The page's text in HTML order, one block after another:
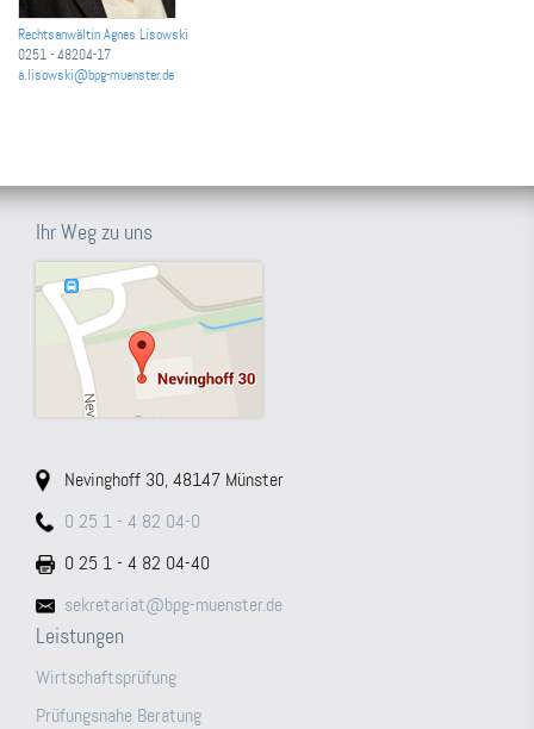
Rechtsanwältin Agnes Lisowski
0251 - 48204-17
a.lisowski@bpg-muenster.de
Ihr Weg zu uns
Nevinghoff 30, 48147 Münster
0 25 1 - 4 82 04-0
0 25 1 - 4 82 04-40
sekretariat@bpg-muenster.de
Leistungen
Wirtschaftsprüfung
Prüfungsnahe Beratung